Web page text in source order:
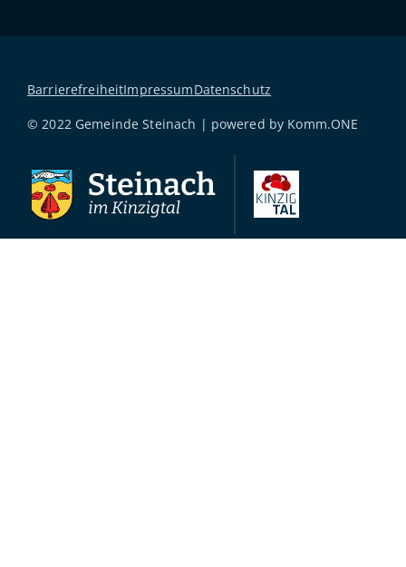
BarrierefreiheitImpressumDatenschutz
© 2022 Gemeinde Steinach | powered by Komm.ONE